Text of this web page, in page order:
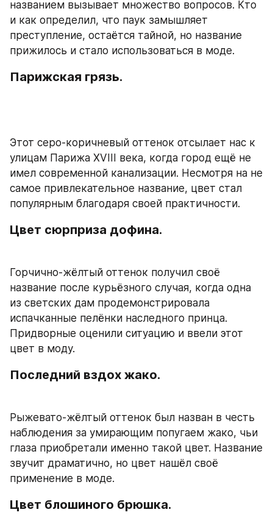
названием вызывает множество вопросов. Кто
и как определил, что паук замышляет
преступление, остаётся тайной, но название
прижилось и стало использоваться в моде.
Парижская грязь.
Этот серо-коричневый оттенок отсылает нас к
улицам Парижа XVIII века, когда город ещё не
имел современной канализации. Несмотря на не
самое привлекательное название, цвет стал
популярным благодаря своей практичности.
Цвет сюрприза дофина.
Горчично-жёлтый оттенок получил своё
название после курьёзного случая, когда одна
из светских дам продемонстрировала
испачканные пелёнки наследного принца.
Придворные оценили ситуацию и ввели этот
цвет в моду.
Последний вздох жако.
Рыжевато-жёлтый оттенок был назван в честь
наблюдения за умирающим попугаем жако, чьи
глаза приобретали именно такой цвет. Название
звучит драматично, но цвет нашёл своё
применение в моде.
Цвет блошиного брюшка.